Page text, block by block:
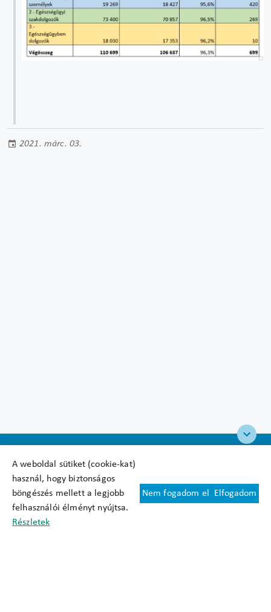
A weboldal sütiket (cookie-kat)
használ, hogy biztonságos
böngészés mellett a legjobb
felhasználói élményt nyújtsa.
Részletek
Nem fogadom el Elfogadom
2021. márc. 03.
Felhasználási feltételek